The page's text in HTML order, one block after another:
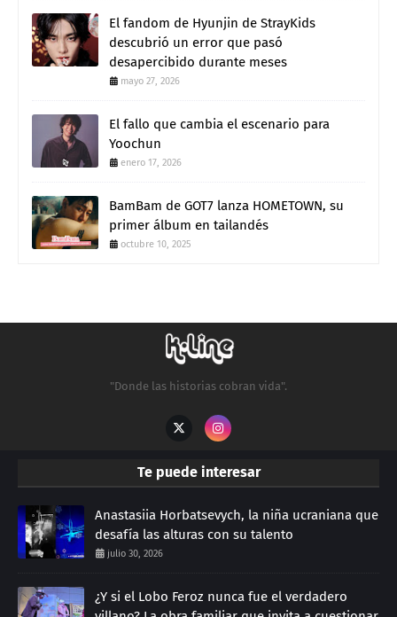
El fandom de Hyunjin de StrayKids
descubrió un error que pasó
desapercibido durante meses
mayo 27, 2026
El fallo que cambia el escenario para
Yoochun
enero 17, 2026
BamBam de GOT7 lanza HOMETOWN, su
primer álbum en tailandés
octubre 10, 2025
"Donde las historias cobran vida".
Te puede interesar
Anastasiia Horbatsevych, la niña ucraniana que
desafía las alturas con su talento
julio 30, 2026
¿Y si el Lobo Feroz nunca fue el verdadero